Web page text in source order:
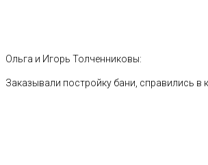
Ольга и Игорь Толченниковы:
Заказывали постройку бани, справились в